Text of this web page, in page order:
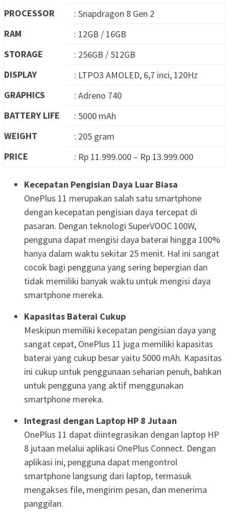
PROCESSOR
: Snapdragon 8 Gen 2
RAM
: 12GB / 16GB
STORAGE
: 256GB / 512GB
DISPLAY
: LTPO3 AMOLED, 6,7 inci, 120Hz
GRAPHICS
: Adreno 740
BATTERY LIFE
: 5000 mAh
WEIGHT
: 205 gram
PRICE
: Rp 11.999.000 – Rp 13.999.000
Kecepatan Pengisian Daya Luar Biasa
OnePlus 11 merupakan salah satu smartphone
dengan kecepatan pengisian daya tercepat di
pasaran. Dengan teknologi SuperVOOC 100W,
pengguna dapat mengisi daya baterai hingga 100%
hanya dalam waktu sekitar 25 menit. Hal ini sangat
cocok bagi pengguna yang sering bepergian dan
tidak memiliki banyak waktu untuk mengisi daya
smartphone mereka.
Kapasitas Baterai Cukup
Meskipun memiliki kecepatan pengisian daya yang
sangat cepat, OnePlus 11 juga memiliki kapasitas
baterai yang cukup besar yaitu 5000 mAh. Kapasitas
ini cukup untuk penggunaan seharian penuh, bahkan
untuk pengguna yang aktif menggunakan
smartphone mereka.
Integrasi dengan Laptop HP 8 Jutaan
OnePlus 11 dapat diintegrasikan dengan laptop HP
8 jutaan melalui aplikasi OnePlus Connect. Dengan
aplikasi ini, pengguna dapat mengontrol
smartphone langsung dari laptop, termasuk
mengakses file, mengirim pesan, dan menerima
panggilan.